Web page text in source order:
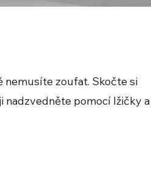
nemusíte zoufat. Skočte si
nadzvedněte pomocí lžičky a